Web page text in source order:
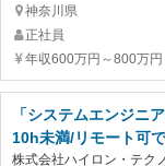
神奈川県
正社員
年収600万円～800万円
「システムエンジニ
10h未満/リモート可
株式会社ハイロン・テク